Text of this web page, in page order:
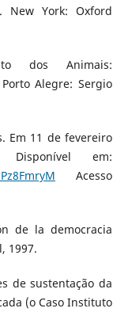
New York: Oxford
dos Animais:
Alegre: Sergio
Em 11 de fevereiro
em:
Acesso
de la democracia
1997.
de sustentação da
(o Caso Instituto